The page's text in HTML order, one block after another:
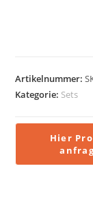
Artikelnummer:
Kategorie: Sets